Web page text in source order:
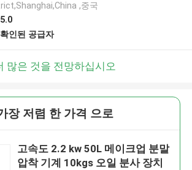
,중국
5.0
확인된 공급자
많은 것을 전망하십시오
장 저렴 한 가격 으로
고속도 2.2 kw 50L 메이크업 분말
압착 기계 10kgs 오일 분사 장치